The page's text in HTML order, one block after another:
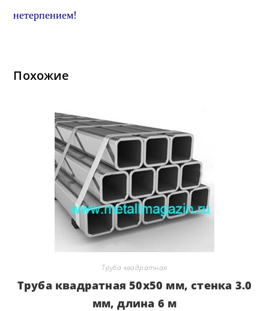
нетерпением!
Похожие
Труба квадратная
Труба квадратная 50х50 мм, стенка 3.0
мм, длина 6 м